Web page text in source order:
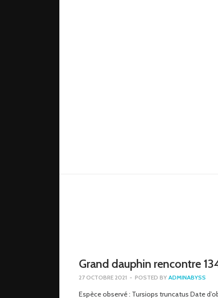
Grand dauphin rencontre
27 OCTOBRE 2021 - POSTED BY ADMINABYSS
Espèce observé : Tursiops truncatus Date